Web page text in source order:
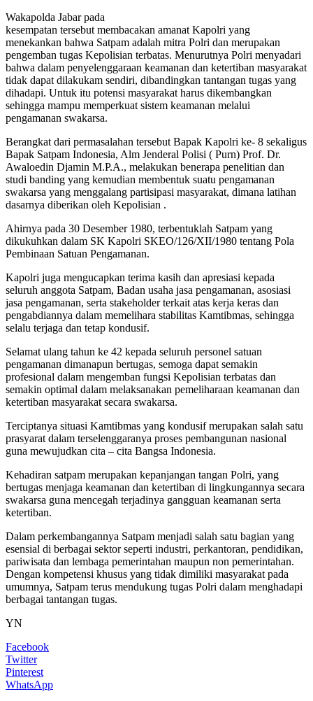
Wakapolda Jabar pada
kesempatan tersebut membacakan amanat Kapolri yang
menekankan bahwa Satpam adalah mitra Polri dan merupakan
pengemban tugas Kepolisian terbatas. Menurutnya Polri menyadari
bahwa dalam penyelenggaraan keamanan dan ketertiban masyarakat
tidak dapat dilakukam sendiri, dibandingkan tantangan tugas yang
dihadapi. Untuk itu potensi masyarakat harus dikembangkan
sehingga mampu memperkuat sistem keamanan melalui
pengamanan swakarsa.
Berangkat dari permasalahan tersebut Bapak Kapolri ke- 8 sekaligus
Bapak Satpam Indonesia, Alm Jenderal Polisi ( Purn) Prof. Dr.
Awaloedin Djamin M.P.A., melakukan benerapa penelitian dan
studi banding yang kemudian membentuk suatu pengamanan
swakarsa yang menggalang partisipasi masyarakat, dimana latihan
dasarnya diberikan oleh Kepolisian .
Ahirnya pada 30 Desember 1980, terbentuklah Satpam yang
dikukuhkan dalam SK Kapolri SKEO/126/XII/1980 tentang Pola
Pembinaan Satuan Pengamanan.
Kapolri juga mengucapkan terima kasih dan apresiasi kepada
seluruh anggota Satpam, Badan usaha jasa pengamanan, asosiasi
jasa pengamanan, serta stakeholder terkait atas kerja keras dan
pengabdiannya dalam memelihara stabilitas Kamtibmas, sehingga
selalu terjaga dan tetap kondusif.
Selamat ulang tahun ke 42 kepada seluruh personel satuan
pengamanan dimanapun bertugas, semoga dapat semakin
profesional dalam mengemban fungsi Kepolisian terbatas dan
semakin optimal dalam melaksanakan pemeliharaan keamanan dan
ketertiban masyarakat secara swakarsa.
Terciptanya situasi Kamtibmas yang kondusif merupakan salah satu
prasyarat dalam terselenggaranya proses pembangunan nasional
guna mewujudkan cita – cita Bangsa Indonesia.
Kehadiran satpam merupakan kepanjangan tangan Polri, yang
bertugas menjaga keamanan dan ketertiban di lingkungannya secara
swakarsa guna mencegah terjadinya gangguan keamanan serta
ketertiban.
Dalam perkembangannya Satpam menjadi salah satu bagian yang
esensial di berbagai sektor seperti industri, perkantoran, pendidikan,
pariwisata dan lembaga pemerintahan maupun non pemerintahan.
Dengan kompetensi khusus yang tidak dimiliki masyarakat pada
umumnya, Satpam terus mendukung tugas Polri dalam menghadapi
berbagai tantangan tugas.
YN
Facebook
Twitter
Pinterest
WhatsApp